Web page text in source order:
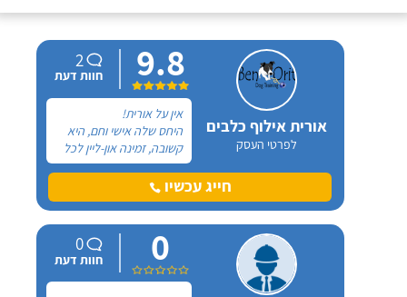
אורית אילוף כלבים
לפרטי העסק
9.8
2
חוות דעת
אין על אורית!
היחס שלה אישי וחם, היא
קשובה, זמינה און-ליין לכל
שאלה ובאמת שמגיעות לה
רק מחמאות. אל אורית
פניתי בעקבות החלטה
הביתה, היא הסבירה לנו
בדיוק במה זה כרוך כדי
שנהיה בטוחים שאנחנו
מוכנים לעשות את הצעד
חייג עכשיו
0
0
חוות דעת